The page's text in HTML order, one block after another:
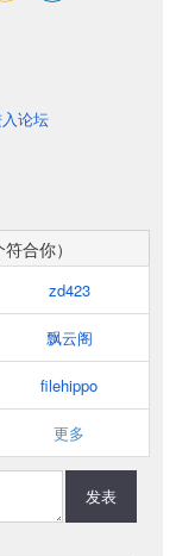
论坛
合你）
zd423
飘云阁
filehippo
更多
发表